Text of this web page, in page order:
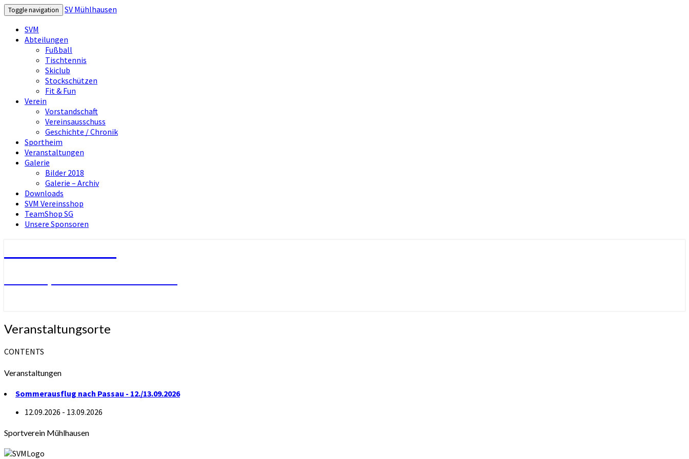
Toggle navigation
SV Mühlhausen
SVM
Abteilungen
Fußball
Tischtennis
Skiclub
Stockschützen
Fit & Fun
Verein
Vorstandschaft
Vereinsausschuss
Geschichte / Chronik
Sportheim
Veranstaltungen
Galerie
Bilder 2018
Galerie – Archiv
Downloads
SVM Vereinsshop
TeamShop SG
Unsere Sponsoren
Veranstaltungsorte
Veranstaltungsorte
CONTENTS
Veranstaltungen
Sommerausflug nach Passau - 12./13.09.2026
12.09.2026 - 13.09.2026
Sportverein Mühlhausen